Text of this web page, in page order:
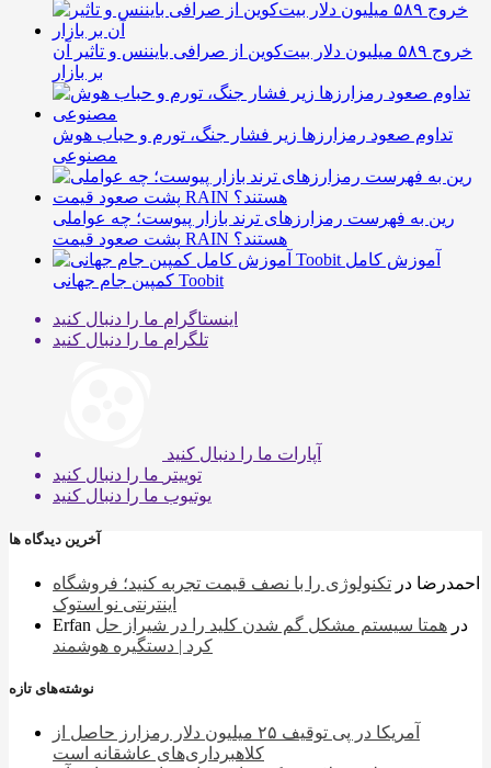
خروج ۵۸۹ میلیون دلار بیت‌کوین از صرافی بایننس و تاثیر آن
بر بازار
تداوم صعود رمزارزها زیر فشار جنگ، تورم و حباب هوش
مصنوعی
رین به فهرست رمزارزهای ترند بازار پیوست؛ چه عواملی
پشت صعود قیمت RAIN هستند؟
آموزش کامل
کمپین جام جهانی Toobit
اینستاگرام ما را دنبال کنید
تلگرام ما را دنبال کنید
آپارات ما را دنبال کنید
توییتر ما را دنبال کنید
یوتیوب ما را دنبال کنید
آخرین دیدگاه ها
احمدرضا در تکنولوژی را با نصف قیمت تجربه کنید؛ فروشگاه
اینترنتی نو استوک
Erfan
در همتا سیستم مشکل گم شدن کلید را در شیراز حل
کرد | دستگیره هوشمند
نوشته‌های تازه
آمریکا در پی توقیف ۲۵ میلیون دلار رمزارز حاصل از
کلاهبرداری‌های عاشقانه است